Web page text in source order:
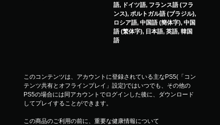
語, ドイツ語, フランス語 (フラ
ンス), ポルトガル語 (ブラジル),
ロシア語, 中国語 (簡体字), 中国
語 (繁体字), 日本語, 英語, 韓国
語
このコンテンツは、アカウントに登録されている主なPS5(「コン
テンツ共有とオフラインプレイ」設定)ではいつでも、その他の
PS5の場合には同アカウントでログインした後に、ダウンロード
してプレイすることができます。
この商品のご利用の前に、重要な健康情報について